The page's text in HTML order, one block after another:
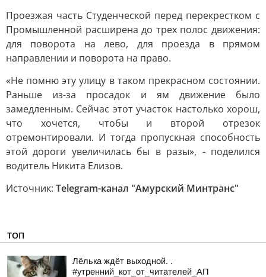
Проезжая часть Студенческой перед перекрестком с
Промышленной расширена до трех полос движения:
для поворота на лево, для проезда в прямом
направлении и поворота на право.
«Не помню эту улицу в таком прекрасном состоянии.
Раньше из-за просадок и ям движение было
замедленным. Сейчас этот участок настолько хорош,
что хочется, чтобы и второй отрезок
отремонтировали. И тогда пропускная способность
этой дороги увеличилась бы в разы», - поделился
водитель Никита Елизов.
Источник: Telegram-канал "Амурский Минтранс"
ТОП
Лёлька ждёт выходной. .
#утренний_кот_от_читателей_АП